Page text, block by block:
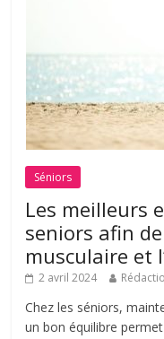
Séniors
Les meilleurs
seniors afin
musculaire et
2 avril 2024
Chez les séniors,
un bon équilibre